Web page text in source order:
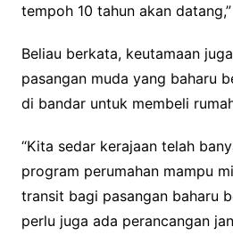
tempoh 10 tahun akan
Beliau berkata, keutamaan
pasangan muda yang baharu
di bandar untuk membeli
“Kita sedar kerajaan telah
program perumahan mampu
transit bagi pasangan baharu
perlu juga ada perancangan